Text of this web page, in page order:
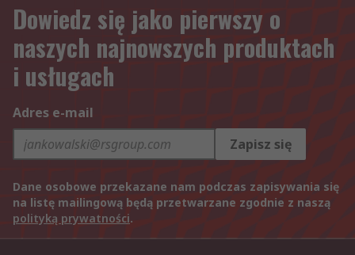
Dowiedz się jako pierwszy o
naszych najnowszych produktach
i usługach
Adres e-mail
Zapisz się
Dane osobowe przekazane nam podczas zapisywania się
na listę mailingową będą przetwarzane zgodnie z naszą
polityką prywatności.